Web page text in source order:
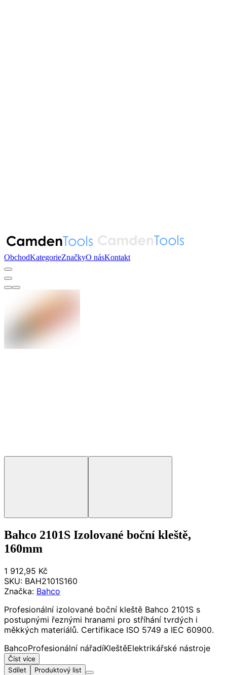
ObchodKategorieZnačkyO násKontakt
Bahco 2101S Izolované boční kleště,
160mm
1 912,95 Kč
SKU: BAH2101S160
Značka: Bahco
Profesionální izolované boční kleště Bahco 2101S s
postupnými řeznými hranami pro stříhání tvrdých i
měkkých materiálů. Certifikace ISO 5749 a IEC 60900.
BahcoProfesionální nářadíKleštěElektrikářské nástroje
Číst více
Sdílet
Produktový list